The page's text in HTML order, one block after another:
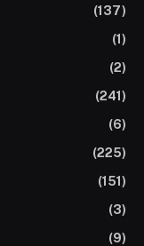
(137)
(1)
(2)
(241)
(6)
(225)
(151)
(3)
(9)